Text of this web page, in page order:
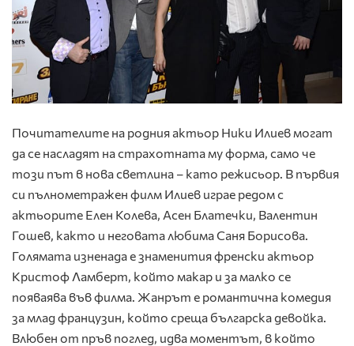
Почитателите на родния актьор Ники Илиев могат
да се насладят на страхотната му форма, само че
този път в нова светлина – като режисьор. В първия
си пълнометражен филм Илиев играе редом с
актьорите Елен Колева, Асен Блатечки, Валентин
Гошев, както и неговата любима Саня Борисова.
Голямата изненада е знаменития френски актьор
Кристоф Ламберт, който макар и за малко се
появаява във филма. Жанрът е романтична комедия
за млад французин, който среща българска девойка.
Влюбен от пръв поглед, идва моментът, в който